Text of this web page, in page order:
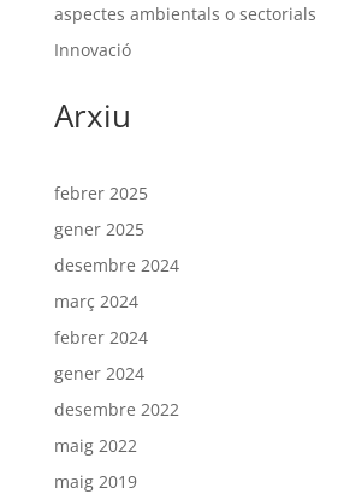
aspectes ambientals o sectorials
Innovació
Arxiu
febrer 2025
gener 2025
desembre 2024
març 2024
febrer 2024
gener 2024
desembre 2022
maig 2022
maig 2019